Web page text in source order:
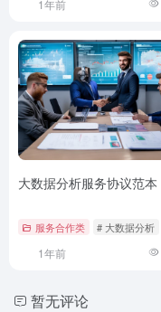
1年前
大数据分析服务协议范本
服务合作类 # 大数据分析
1年前
暂无评论